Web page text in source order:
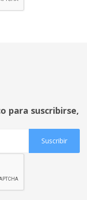
para suscribirse,
Suscribir